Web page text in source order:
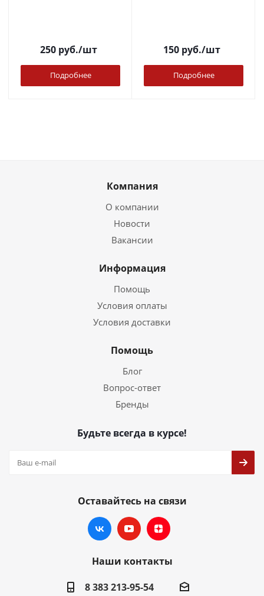
250руб./шт
Подробнее
150руб./шт
Подробнее
Компания
О компании
Новости
Вакансии
Информация
Помощь
Условия оплаты
Условия доставки
Помощь
Блог
Вопрос-ответ
Бренды
Будьте всегда в курсе!
Оставайтесь на связи
Наши контакты
8 383 213-95-54